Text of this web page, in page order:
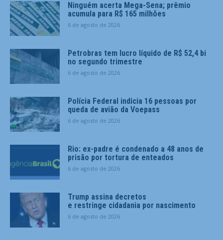
Ninguém acerta Mega-Sena; prêmio
acumula para R$ 165 milhões
6 de agosto de 2026
Petrobras tem lucro líquido de R$ 52,4 bi
no segundo trimestre
6 de agosto de 2026
Polícia Federal indicia 16 pessoas por
queda de avião da Voepass
6 de agosto de 2026
Rio: ex-padre é condenado a 48 anos de
prisão por tortura de enteados
6 de agosto de 2026
Trump assina decretos
e restringe cidadania por nascimento
6 de agosto de 2026